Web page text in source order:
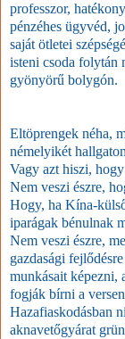
professzor,
pénzéhes ügyvéd,
saját ötletei
isteni csoda folytán
gyönyörű bolygón.
Eltöprengek néha,
némelyikét
Vagy azt hiszi,
Nem veszi észre,
Hogy, ha Kína-
iparágak bénulnak
Nem veszi észre,
gazdasági
munkásait képezni,
fogják bírni a
Hazafiaskodásban
aknavetőgyárat